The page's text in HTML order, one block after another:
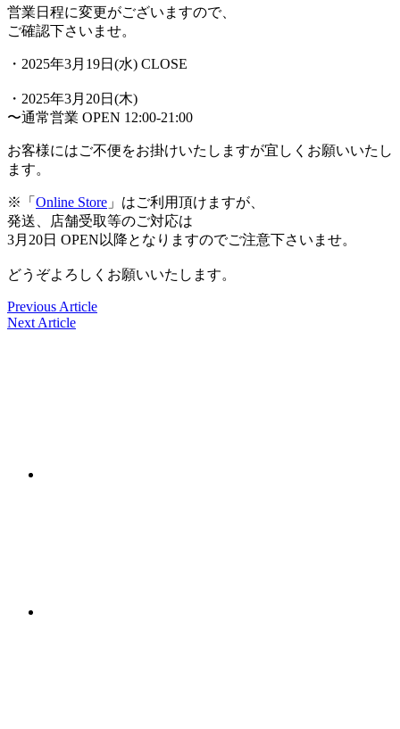
営業日程に変更がございますので、
ご確認下さいませ。
・2025年3月19日(水) CLOSE
・2025年3月20日(木)
〜通常営業 OPEN 12:00-21:00
お客様にはご不便をお掛けいたしますが宜しくお願いいたし
ます。
※「 Online Store 」はご利用頂けますが、
発送、店舗受取等のご対応は
3月20日 OPEN以降となりますのでご注意下さいませ。
どうぞよろしくお願いいたします。
Previous Article
Next Article